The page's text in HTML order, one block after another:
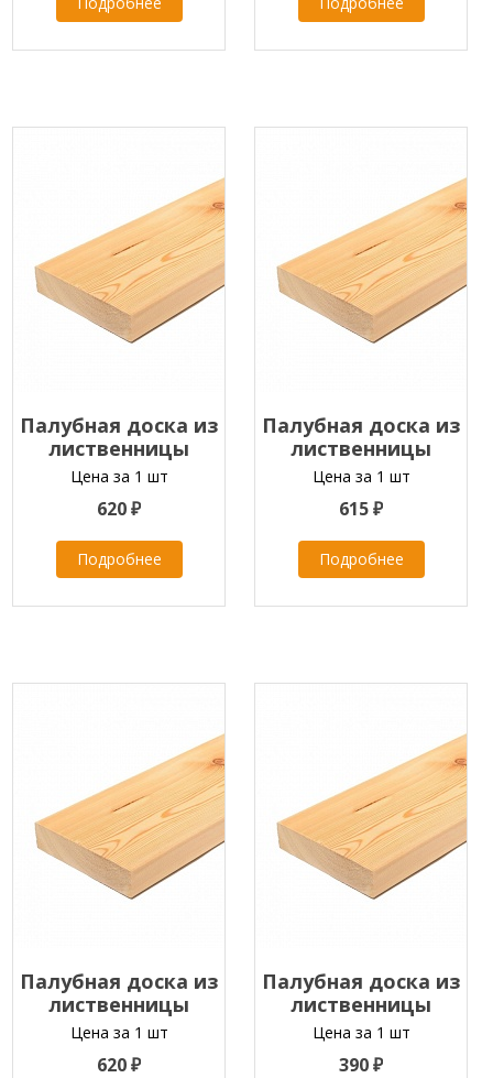
Палубная доска из
лиственницы
35х120х2000-4000 мм
класс ПРИМА
Цена за 1 шт
620 ₽
Подробнее
Палубная доска из
лиственницы
35х120х2000-4000 мм
класс В
Цена за 1 шт
615 ₽
Подробнее
Палубная доска из
лиственницы
35х120х2000-4000 мм
класс А
Цена за 1 шт
620 ₽
Палубная доска из
лиственницы
28х90х2000-4000 мм
класс ЭКСТРА
Цена за 1 шт
390 ₽